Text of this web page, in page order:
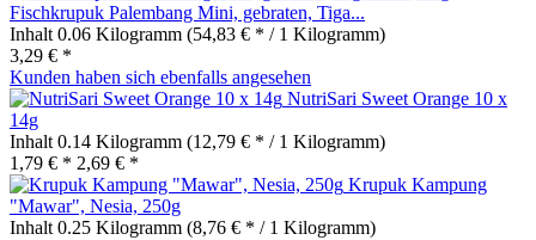
Fischkrupuk Palembang Mini, gebraten, Tiga...
Inhalt 0.06 Kilogramm (54,83 € * / 1 Kilogramm)
3,29 € *
Kunden haben sich ebenfalls angesehen
NutriSari Sweet Orange 10 x
14g
Inhalt 0.14 Kilogramm (12,79 € * / 1 Kilogramm)
1,79 € * 2,69 € *
Krupuk Kampung
"Mawar", Nesia, 250g
Inhalt 0.25 Kilogramm (8,76 € * / 1 Kilogramm)